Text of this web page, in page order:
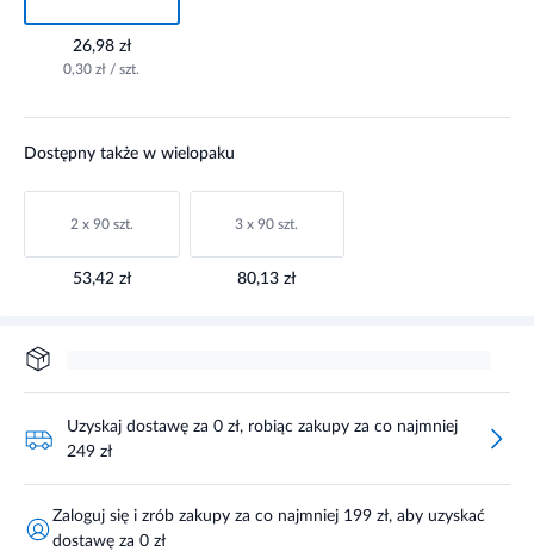
26,98 zł
0,30 zł / szt.
Dostępny także w wielopaku
2 x 90 szt.
53,42 zł
3 x 90 szt.
80,13 zł
Uzyskaj dostawę za 0 zł, robiąc zakupy za co najmniej
249 zł
Zaloguj się i zrób zakupy za co najmniej 199 zł, aby uzyskać
dostawę za 0 zł